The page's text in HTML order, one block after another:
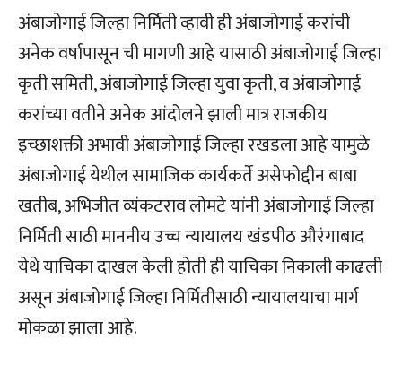
अंबाजोगाई जिल्हा निर्मिती व्हावी ही अंबाजोगाई करांची
अनेक वर्षापासून ची मागणी आहे यासाठी अंबाजोगाई जिल्हा
कृती समिती, अंबाजोगाई जिल्हा युवा कृती, व अंबाजोगाई
करांच्या वतीने अनेक आंदोलने झाली मात्र राजकीय
इच्छाशक्ती अभावी अंबाजोगाई जिल्हा रखडला आहे यामुळे
अंबाजोगाई येथील सामाजिक कार्यकर्ते असेफोद्दीन बाबा
खतीब, अभिजीत व्यंकटराव लोमटे यांनी अंबाजोगाई जिल्हा
निर्मिती साठी माननीय उच्च न्यायालय खंडपीठ औरंगाबाद
येथे याचिका दाखल केली होती ही याचिका निकाली काढली
असून अंबाजोगाई जिल्हा निर्मितीसाठी न्यायालयाचा मार्ग
मोकळा झाला आहे.